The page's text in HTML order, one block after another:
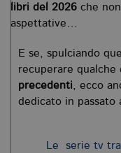
libri del 2026 che
aspettative…
E se, spulciando
recuperare
precedenti, ecco
dedicato in passato
Le serie tv